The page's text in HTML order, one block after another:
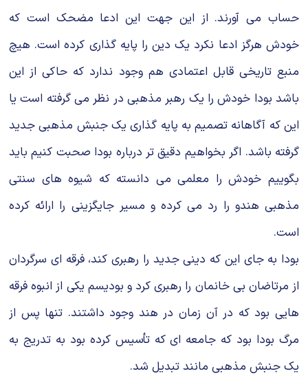
حساب می آورند. از این جهت این ادعا مضحک است که
خودش هرگز ادعا نکرد یک دین را پایه گذاری کرده است. هیچ
منبع تاریخی قابل اعتمادی هم وجود ندارد که حاکی از این
باشد بودا خودش را یک رهبر مذهبی در نظر می گرفته است یا
این که آگاهانه تصمیم به پایه گذاری یک جنبش مذهبی جدید
گرفته باشد. اگر بخواهیم دقیق تر درباره بودا صحبت کنیم باید
بگوییم خودش را معلمی می دانسته که شیوه های سنتی
مذهبی هندو را رد می کرده و مسیر جایگزینی را ارائه کرده
است.
بودا به جای این که دینی جدید را رهبری کند، فرقه ای سرگردان
از مرتاضان بی خانمان را رهبری کرد و بودیسم یکی از انبوه فرقه
هایی بود که در آن زمان در هند وجود داشتند. تنها پس از
مرگ بودا بود که جامعه ای که تأسیس کرده بود به تدریج به
یک جنبش مذهبی مانند تبدیل شد.